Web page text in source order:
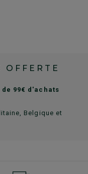
OFFERTE
99€ d'achats
Belgique et